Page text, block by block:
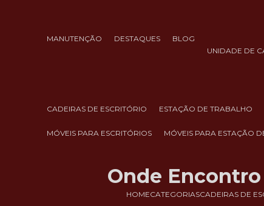
MANUTENÇÃO DESTAQUES BLOG
UNIDADE DE
CADEIRAS DE ESCRITÓRIO ESTAÇÃO DE TRABALHO
MÓVEIS PARA ESCRITÓRIOS MÓVEIS PARA ESTAÇÃO
HOMECATEGORIASCADEIRAS DE
Onde